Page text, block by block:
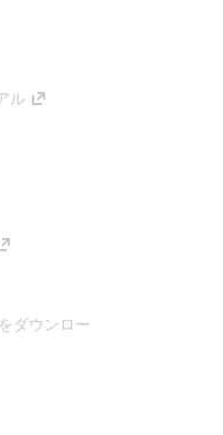
ル
ダウンロー